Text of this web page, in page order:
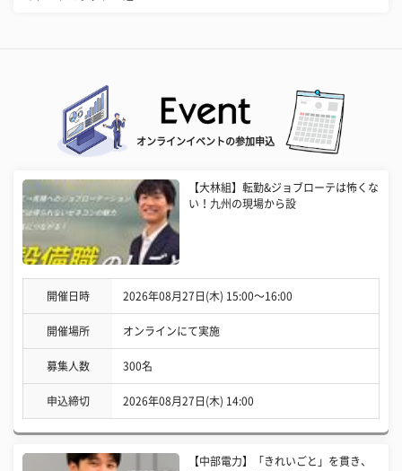
オンラインイベントの参加申込
【大林組】転勤&ジョブローテは怖くな
い！九州の現場から設
開催日時 2026年08月27日(木) 15:00〜16:00
開催場所 オンラインにて実施
募集人数 300名
申込締切 2026年08月27日(木) 14:00
【中部電力】「きれいごと」を貫き、